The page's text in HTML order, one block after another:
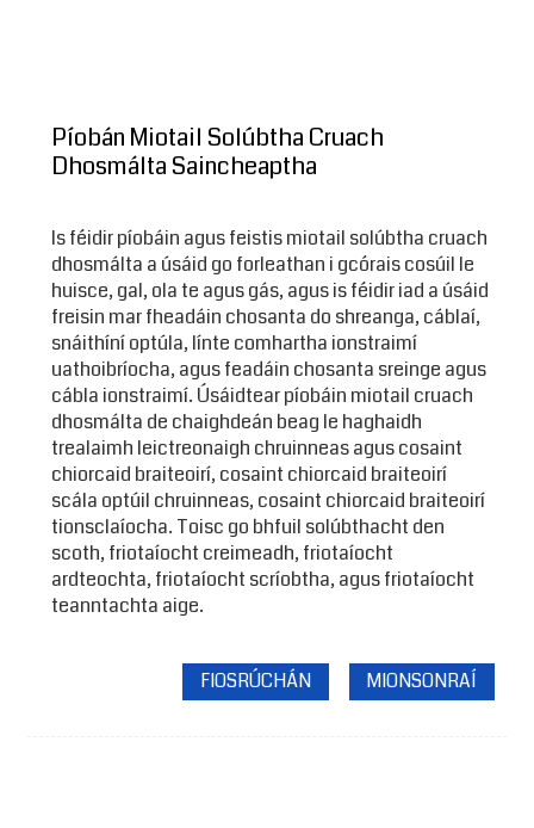
Píobán Miotail Solúbtha Cruach
Dhosmálta Saincheaptha
Is féidir píobáin agus feistis miotail solúbtha cruach
dhosmálta a úsáid go forleathan i gcórais cosúil le
huisce, gal, ola te agus gás, agus is féidir iad a úsáid
freisin mar fheadáin chosanta do shreanga, cáblaí,
snáithíní optúla, línte comhartha ionstraimí
uathoibríocha, agus feadáin chosanta sreinge agus
cábla ionstraimí. Úsáidtear píobáin miotail cruach
dhosmálta de chaighdeán beag le haghaidh
trealaimh leictreonaigh chruinneas agus cosaint
chiorcaid braiteoirí, cosaint chiorcaid braiteoirí
scála optúil chruinneas, cosaint chiorcaid braiteoirí
tionsclaíocha. Toisc go bhfuil solúbthacht den
scoth, friotaíocht creimeadh, friotaíocht
ardteochta, friotaíocht scríobtha, agus friotaíocht
teanntachta aige.
FIOSRÚCHÁN MIONSONRAÍ